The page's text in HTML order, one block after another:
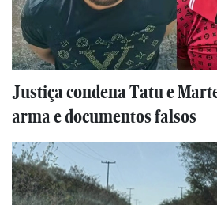
Justiça condena Tatu e
arma e documentos falsos